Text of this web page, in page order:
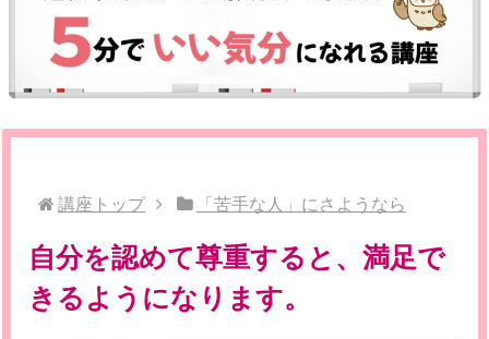
講座トップ 「苦手な人」にさようなら
自分を認めて尊重すると、満足で
きるようになります。